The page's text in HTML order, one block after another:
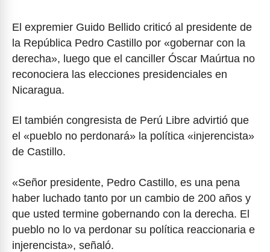
El expremier Guido Bellido criticó al presidente de
la República Pedro Castillo por «gobernar con la
derecha», luego que el canciller Óscar Maúrtua no
reconociera las elecciones presidenciales en
Nicaragua.
El también congresista de Perú Libre advirtió que
el «pueblo no perdonará» la política «injerencista»
de Castillo.
«Señor presidente, Pedro Castillo, es una pena
haber luchado tanto por un cambio de 200 años y
que usted termine gobernando con la derecha. El
pueblo no lo va perdonar su política reaccionaria e
injerencista», señaló.